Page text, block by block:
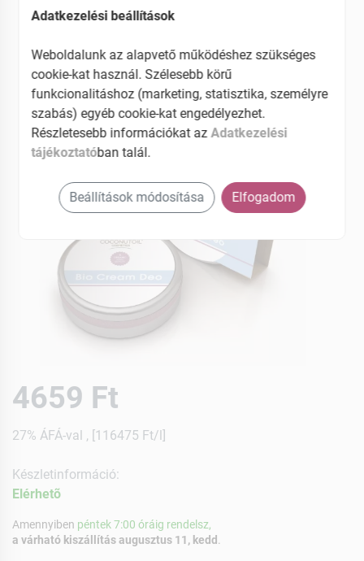
Védelmet nyújt a pórusaink eltömítése nélkül
EAN: 5999886333652
4659 Ft
27% ÁFÁ-val , [116475 Ft/l]
Készletinformáció:
Elérhetõ
Amennyiben péntek 7:00 óráig rendelsz,
a várható kiszállítás augusztus 11, kedd
Adatkezelési beállítások
Weboldalunk az alapvető működéshez szükséges
cookie-kat használ. Szélesebb körű
funkcionalitáshoz (marketing, statisztika, személyre
szabás) egyéb cookie-kat engedélyezhet.
Részletesebb információkat az Adatkezelési
tájékoztatóban talál.
Beállítások módosítása Elfogadom